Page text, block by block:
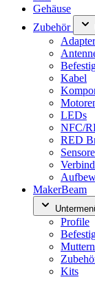
Gehäuse
Zubehör
Adapter
Kabel
LEDs
NFC/
RED
MakerBeam
Profile
Kits